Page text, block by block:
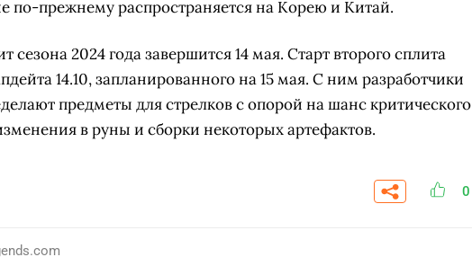
по-прежнему распространяется на Корею и Китай.
сезона 2024 года завершится 14 мая. Старт второго сплита
14.10, запланированного на 15 мая. С ним разработчики
предметы для стрелков с опорой на шанс критического
в руны и сборки некоторых артефактов.
0
УЧАСТВОВАТЬ ЗАБРАТЬ
СКАЧАТЬ НА
ANDROID